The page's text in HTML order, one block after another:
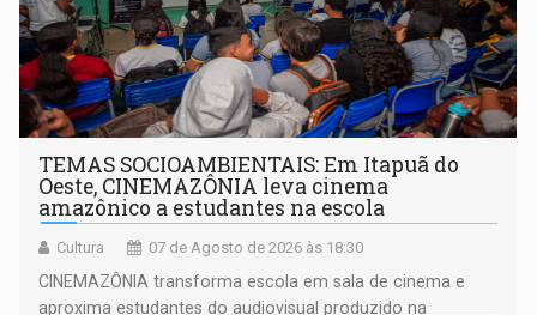
TEMAS SOCIOAMBIENTAIS: Em Itapuã do
Oeste, CINEMAZÔNIA leva cinema
amazônico a estudantes na escola
Cultura 07 de Agosto de 2026 às 18:30
CINEMAZÔNIA transforma escola em sala de cinema e
aproxima estudantes do audiovisual produzido na